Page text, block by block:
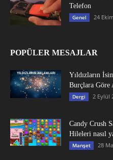
Telefon
Genel 24
POPÜLER MESAJLAR
Yıldızların
Burçlara Göre
Dergi 2 Eylül
Candy Crush
Hileleri nasıl
Manşet 28